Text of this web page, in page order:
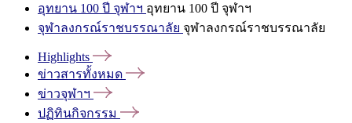
อุทยาน 100 ปี จุฬาฯ อุทยาน 100 ปี จุฬาฯ
จุฬาลงกรณ์ราชบรรณาลัย จุฬาลงกรณ์ราชบรรณาลัย
Highlights
ข่าวสารทั้งหมด
ข่าวจุฬาฯ
ปฏิทินกิจกรรม